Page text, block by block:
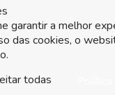
garantir a melhor
das cookies, o
todas